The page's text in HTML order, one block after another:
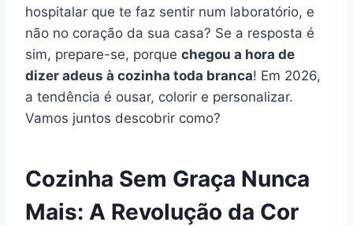
hospitalar que te faz sentir num laboratório, e
não no coração da sua casa? Se a resposta é
sim, prepare-se, porque chegou a hora de
dizer adeus à cozinha toda branca! Em 2026,
a tendência é ousar, colorir e personalizar.
Vamos juntos descobrir como?
Cozinha Sem Graça Nunca
Mais: A Revolução da Cor